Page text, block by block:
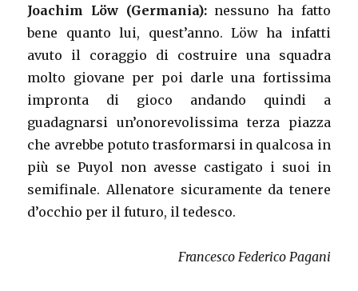
Joachim Löw (Germania):nessuno ha fatto
bene quanto lui, quest’anno. Löw ha infatti
avuto il coraggio di costruire una squadra
molto giovane per poi darle una fortissima
impronta di gioco andando quindi a
guadagnarsi un’onorevolissima terza piazza
che avrebbe potuto trasformarsi in qualcosa in
più se Puyol non avesse castigato i suoi in
semifinale. Allenatore sicuramente da tenere
d’occhio per il futuro, il tedesco.
Francesco Federico Pagani